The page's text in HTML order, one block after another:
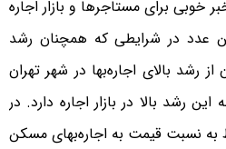
خوبی برای مستاجرها و بازار اجاره
در شرایطی که همچنان رشد
رشد بالای اجاره‌‌‌‌بها در شهر تهران
رشد بالا در بازار اجاره دارد. در
نسبت قیمت به اجاره‌‌‌‌بهای مسکن